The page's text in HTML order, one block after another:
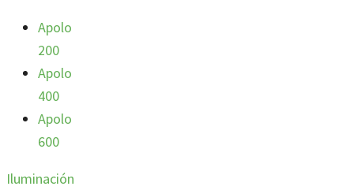
Apolo
200
Apolo
400
Apolo
600
Iluminación